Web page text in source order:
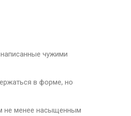
написанные чужими
в форме, но
не менее насыщенным